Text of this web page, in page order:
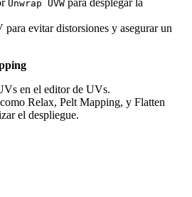
Unwrap UVW para desplegar la
evitar distorsiones y asegurar un
en el editor de UVs.
Relax, Pelt Mapping, y Flatten
el despliegue.